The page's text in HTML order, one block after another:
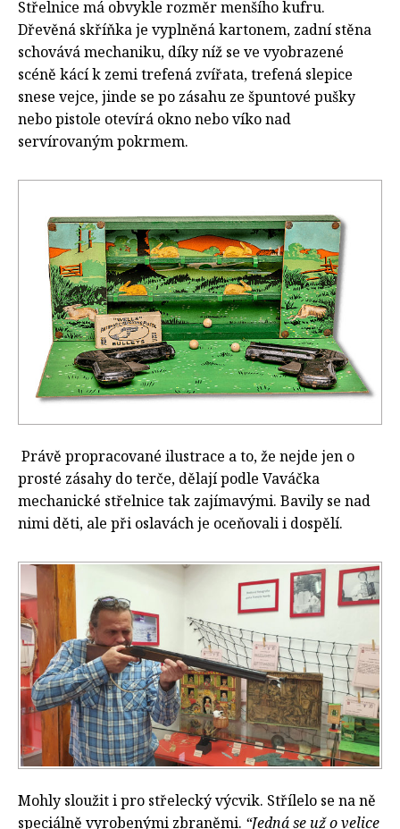
Střelnice má obvykle rozměr menšího kufru.
Dřevěná skříňka je vyplněná kartonem, zadní stěna
schovává mechaniku, díky níž se ve vyobrazené
scéně kácí k zemi trefená zvířata, trefená slepice
snese vejce, jinde se po zásahu ze špuntové pušky
nebo pistole otevírá okno nebo víko nad
servírovaným pokrmem.
Právě propracované ilustrace a to, že nejde jen o
prosté zásahy do terče, dělají podle Vaváčka
mechanické střelnice tak zajímavými. Bavily se nad
nimi děti, ale při oslavách je oceňovali i dospělí.
Mohly sloužit i pro střelecký výcvik. Střílelo se na ně
speciálně vyrobenými zbraněmi. “Jedná se už o velice